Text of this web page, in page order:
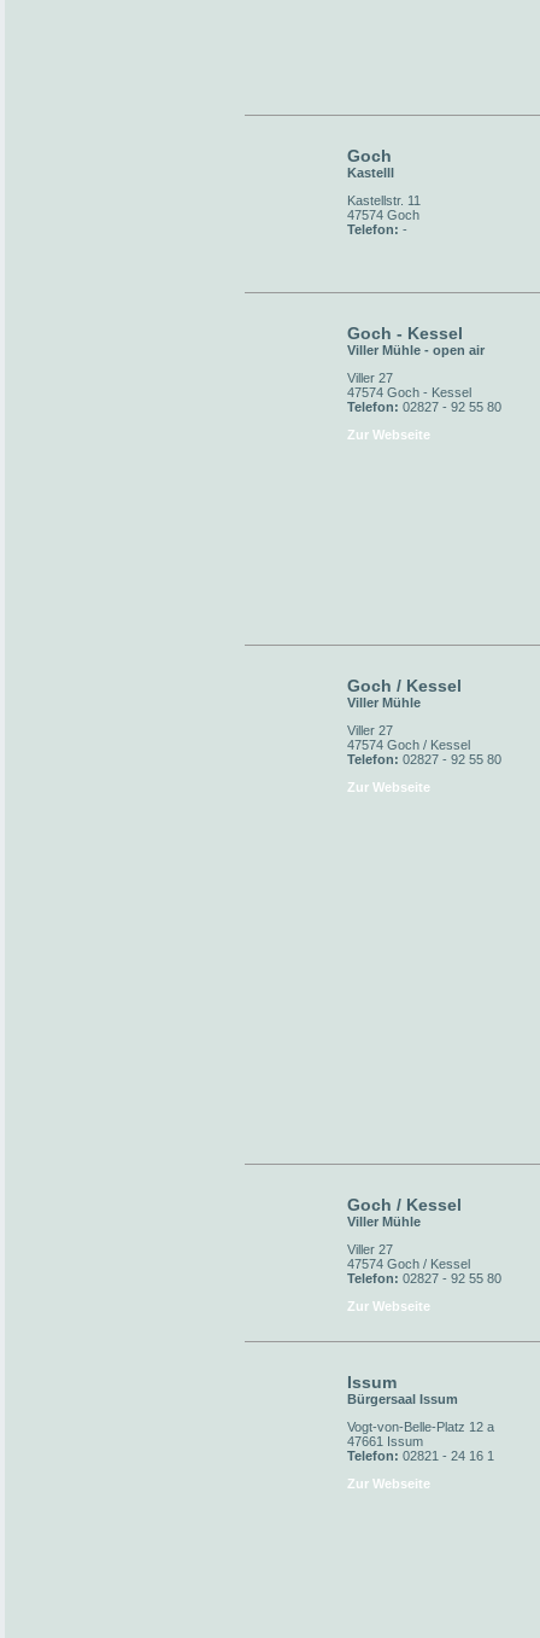
Goch
Kastelll
Kastellstr. 11
47574 Goch
Telefon: -
Goch - Kessel
Viller Mühle - open air
Viller 27
47574 Goch - Kessel
Telefon: 02827 - 92 55 80
Zur Webseite
Goch / Kessel
Viller Mühle
Viller 27
47574 Goch / Kessel
Telefon: 02827 - 92 55 80
Zur Webseite
Goch / Kessel
Viller Mühle
Viller 27
47574 Goch / Kessel
Telefon: 02827 - 92 55 80
Zur Webseite
Issum
Bürgersaal Issum
Vogt-von-Belle-Platz 12 a
47661 Issum
Telefon: 02821 - 24 16 1
Zur Webseite